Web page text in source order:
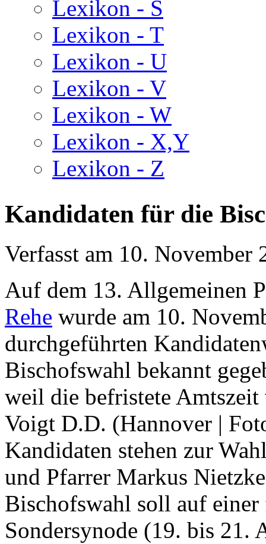
Lexikon - S
Lexikon - T
Lexikon - U
Lexikon - V
Lexikon - W
Lexikon - X,Y
Lexikon - Z
Kandidaten für die
Verfasst am 10. November
Auf dem 13. Allgemeinen
Rehe wurde am 10.
durchgeführten
Bischofswahl bekannt
weil die befristete
Voigt D.D. (Hannover |
Kandidaten stehen zur
und Pfarrer Markus
Bischofswahl soll auf
Sondersynode (19. bis 21.